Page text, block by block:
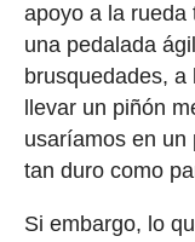
apoyo a la rueda
una pedalada
brusquedades, a
llevar un piñón
usaríamos en un
tan duro como
Si embargo, lo